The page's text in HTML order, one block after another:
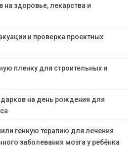
здоровье, лекарства и
и проверка проектных
пленку для строительных и
на день рождения для
генную терапию для лечения
заболевания мозга у ребёнка